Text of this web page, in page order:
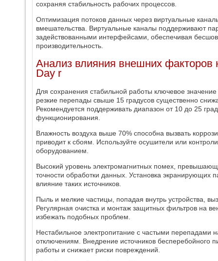
сохраняя стабильность рабочих процессов.
Оптимизация потоков данных через виртуальные
вмешательства. Виртуальные каналы поддерживают
задействованными интерфейсами, обеспечивая
производительность.
Анализ влияния внешних факторов
Day r
Для сохранения стабильной работы ключевое
резкие перепады свыше 15 градусов существенно
Рекомендуется поддерживать диапазон от 10 до 25
функционирования.
Влажность воздуха выше 70% способна вызвать
приводит к сбоям. Используйте осушители или
оборудованием.
Высокий уровень электромагнитных помех,
точности обработки данных. Установка экранирующих
влияние таких источников.
Пыль и мелкие частицы, попадая внутрь устройства,
Регулярная очистка и монтаж защитных фильтров на
избежать подобных проблем.
Нестабильное электропитание с частыми перепадами
отключениям. Внедрение источников бесперебойного
работы и снижает риски повреждений.